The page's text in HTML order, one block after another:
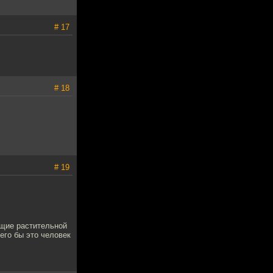
# 17
# 18
# 19
растительной
бы это человек